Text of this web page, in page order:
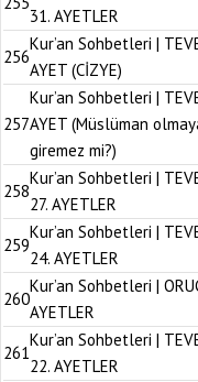
31. AYETLER
256
Kur’an Sohbetleri |
AYET (CİZYE)
257
Kur’an Sohbetleri |
AYET (Müslüman
giremez mi?)
258
Kur’an Sohbetleri |
27. AYETLER
259
Kur’an Sohbetleri |
24. AYETLER
260
Kur’an Sohbetleri |
AYETLER
261
Kur’an Sohbetleri |
22. AYETLER